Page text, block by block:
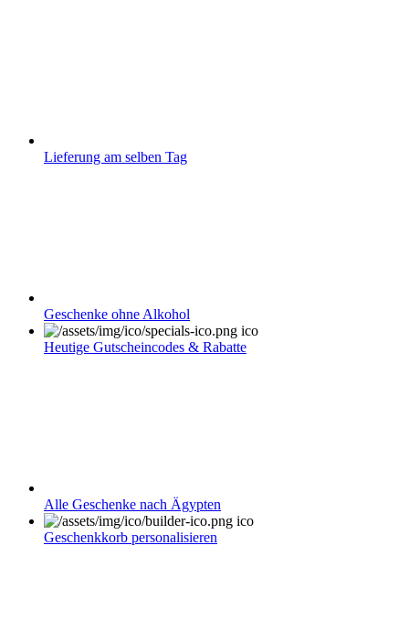
Lieferung am selben Tag
Geschenke ohne Alkohol
Heutige Gutscheincodes & Rabatte
Alle Geschenke nach Ägypten
Geschenkkorb personalisieren